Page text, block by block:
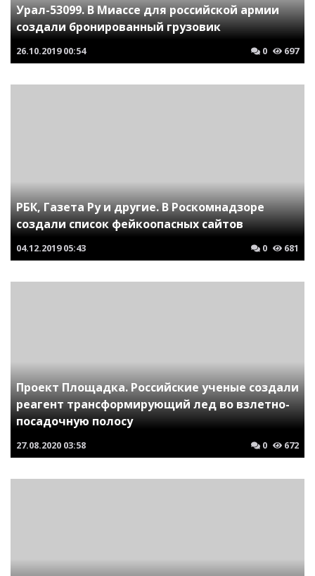
Урал-53099. В Миассе для российской армии
создали бронированный грузовик
26.10.2019 00:54 0 697
РБК, Газета Ру и другие. В Роскомнадзоре
создали список фейкоопасных сайтов
04.12.2019 05:43 0 681
Проект Площадка. Российские ученые создали
реагент трансформирующий лед во взлетно-
посадочную полосу
27.08.2020 03:58 0 672